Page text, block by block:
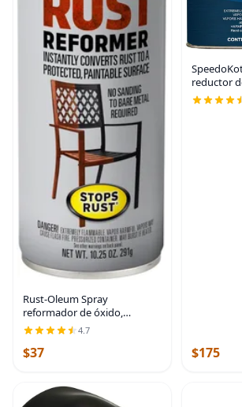
Rust-Oleum Spray
reformador de óxido,
convierte instantáneamente
el óxido en una superficie
pintable protegida, no
4.7
$37
reductor
uretano
de 65-
$175